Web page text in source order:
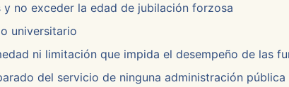
y no exceder la edad de jubilación forzosa
universitario
ni limitación que impida el desempeño de las
del servicio de ninguna administración pública